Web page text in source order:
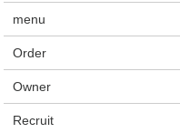
menu
Order
Owner
Recruit